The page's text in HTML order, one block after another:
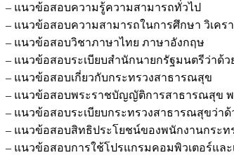
– แนวข้อสอบความรู้ความสามารถทั่วไป
– แนวข้อสอบความสามารถในการศึกษา วิเคร
– แนวข้อสอบวิชาภาษาไทย ภาษาอังกฤษ
– แนวข้อสอบระเบียบสำนักนายกรัฐมนตรีว่าด้ว
– แนวข้อสอบเกี่ยวกับกระทรวงสาธารณสุข
– แนวข้อสอบพระราชบัญญัติการสาธารณสุข พ.
– แนวข้อสอบระเบียบกระทรวงสาธารณสุขว่า
– แนวข้อสอบสิทธิประโยชน์ของพนักงานกระท
– แนวข้อสอบการใช้โปรแกรมคอมพิวเตอร์แล